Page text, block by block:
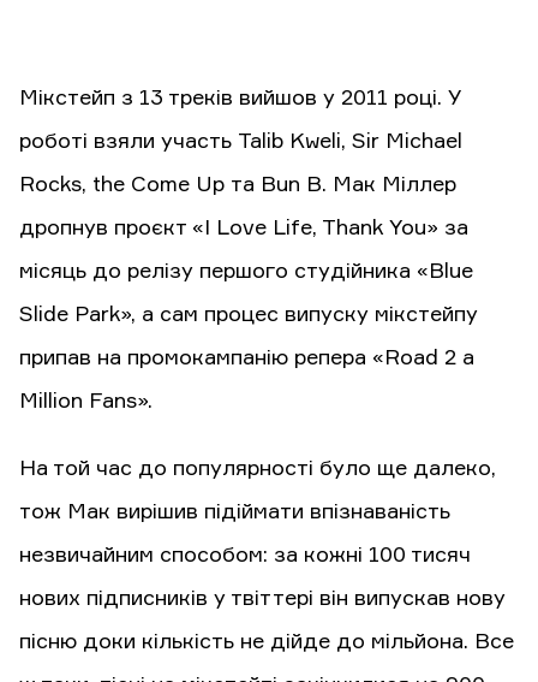
Мікстейп з 13 треків вийшов у 2011 році. У
роботі взяли участь Talib Kweli, Sir Michael
Rocks, the Come Up та Bun B. Мак Міллер
дропнув проєкт «I Love Life, Thank You» за
місяць до релізу першого студійника «Blue
Slide Park», а сам процес випуску мікстейпу
припав на промокампанію репера «Road 2 a
Million Fans».
На той час до популярності було ще далеко,
тож Мак вирішив підіймати впізнаваність
незвичайним способом: за кожні 100 тисяч
нових підписників у твіттері він випускав нову
пісню доки кількість не дійде до мільйона. Все